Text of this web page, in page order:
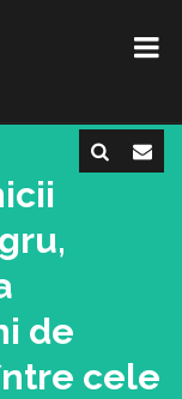
de
cele